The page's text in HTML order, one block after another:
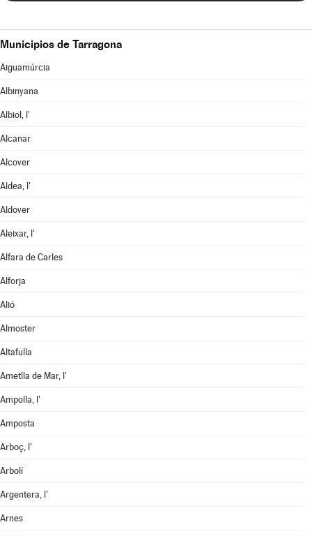
Municipios de Tarragona
Aiguamúrcia
Albinyana
Albiol, l'
Alcanar
Alcover
Aldea, l'
Aldover
Aleixar, l'
Alfara de Carles
Alforja
Alió
Almoster
Altafulla
Ametlla de Mar, l'
Ampolla, l'
Amposta
Arboç, l'
Arbolí
Argentera, l'
Arnes